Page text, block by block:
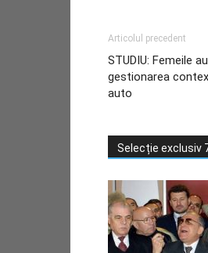
Articolul precedent
STUDIU: Femeile
gestionarea
auto
Selecție exclusiv